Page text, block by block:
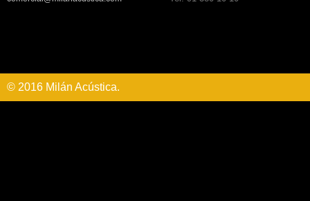
© 2016 Milán Acústica.